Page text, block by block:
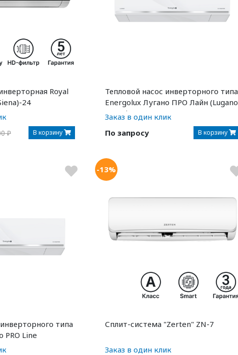
Royal
24
₽ В корзину
Тепловой насос инверторного типа
Energolux Лугано ПРО Лайн (Lugano
PRO Line) SAS09DL2-AI
Заказ в один клик
По запросу
В корзину
типа
PRO Line
-13%
Сплит-система "Zerten" ZN-7
Заказ в один клик